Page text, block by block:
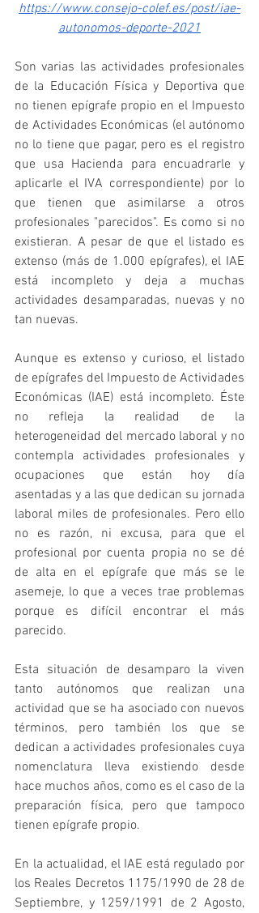
https://www.consejo-colef.es/post/iae-
autonomos-deporte-2021
Son varias las actividades profesionales
de la Educación Física y Deportiva que
no tienen epígrafe propio en el Impuesto
de Actividades Económicas (el autónomo
no lo tiene que pagar, pero es el registro
que usa Hacienda para encuadrarle y
aplicarle el IVA correspondiente) por lo
que tienen que asimilarse a otros
profesionales "parecidos". Es como si no
existieran. A pesar de que el listado es
extenso (más de 1.000 epígrafes), el IAE
está incompleto y deja a muchas
actividades desamparadas, nuevas y no
tan nuevas.
Aunque es extenso y curioso, el listado
de epígrafes del Impuesto de Actividades
Económicas (IAE) está incompleto. Éste
no refleja la realidad de la
heterogeneidad del mercado laboral y no
contempla actividades profesionales y
ocupaciones que están hoy día
asentadas y a las que dedican su jornada
laboral miles de profesionales. Pero ello
no es razón, ni excusa, para que el
profesional por cuenta propia no se dé
de alta en el epígrafe que más se le
asemeje, lo que a veces trae problemas
porque es difícil encontrar el más
parecido.
Esta situación de desamparo la viven
tanto autónomos que realizan una
actividad que se ha asociado con nuevos
términos, pero también los que se
dedican a actividades profesionales cuya
nomenclatura lleva existiendo desde
hace muchos años, como es el caso de la
preparación física, pero que tampoco
tienen epígrafe propio.
En la actualidad, el IAE está regulado por
los Reales Decretos 1175/1990 de 28 de
Septiembre, y 1259/1991 de 2 Agosto,